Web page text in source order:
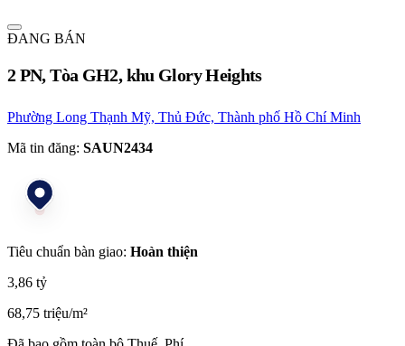
ĐANG BÁN
2 PN, Tòa GH2, khu Glory Heights
Phường Long Thạnh Mỹ, Thủ Đức, Thành phố Hồ Chí Minh
Mã tin đăng: SAUN2434
Tiêu chuẩn bàn giao: Hoàn thiện
3,86 tỷ
68,75 triệu/m²